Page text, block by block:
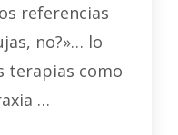
referencias
no?»… lo
terapias como
…